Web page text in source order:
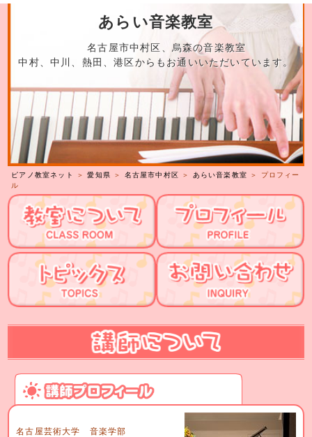
あらい音楽教室
名古屋市中村区、烏森の音楽教室
中村、中川、熱田、港区からもお通いいただいています。
ピアノ教室ネット ＞愛知県 ＞ 名古屋市中村区 ＞ あらい音楽教室 ＞ プロフィー
ル
名古屋芸術大学 音楽学部